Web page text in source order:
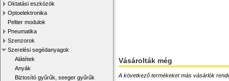
Oktatási eszközök
Optoelektronika
Peltier modulok
Pneumatika
Szenzorok
Szerelési segédanyagok
Alátétek
Anyák
Biztosító gyűrűk, seeger gyűrűk
Vásárolták még
A következő termékeket más vásárlók